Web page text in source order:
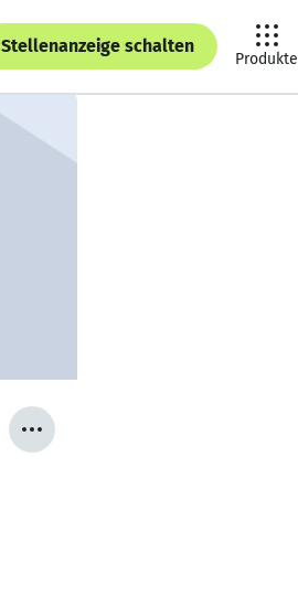
Stellenanzeige schalten
Produkte